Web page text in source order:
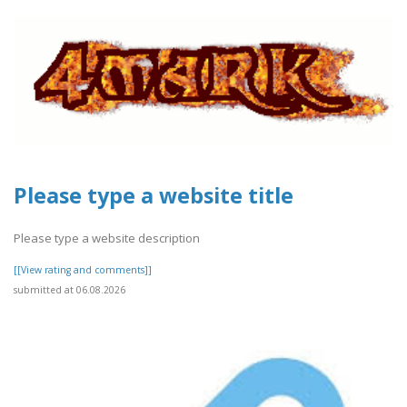
Please type a website title
Please type a website description
[[View rating and comments]]
submitted at 06.08.2026